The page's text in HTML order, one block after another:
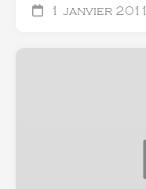
1 janvier 2011